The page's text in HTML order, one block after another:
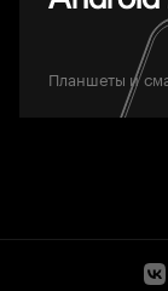
Планшеты и